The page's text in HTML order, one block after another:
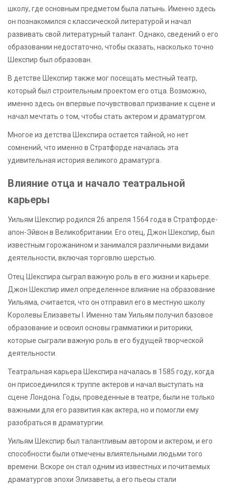
школу, где основным предметом была латынь. Именно здесь
он познакомился с классической литературой и начал
развивать свой литературный талант. Однако, сведений о его
образовании недостаточно, чтобы сказать, насколько точно
Шекспир был образован.
В детстве Шекспир также мог посещать местный театр,
который был строительным проектом его отца. Возможно,
именно здесь он впервые почувствовал призвание к сцене и
начал мечтать о том, чтобы стать актером и драматургом.
Многое из детства Шекспира остается тайной, но нет
сомнений, что именно в Стратфорде началась эта
удивительная история великого драматурга.
Влияние отца и начало театральной
карьеры
Уильям Шекспир родился 26 апреля 1564 года в Стратфорде-
апон-Эйвон в Великобритании. Его отец, Джон Шекспир, был
известным горожанином и занимался различными видами
деятельности, включая торговлю шерстью.
Отец Шекспира сыграл важную роль в его жизни и карьере.
Джон Шекспир имел определенное влияние на образование
Уильяма, считается, что он отправил его в местную школу
Королевы Елизаветы I. Именно там Уильям получил базовое
образование и освоил основы грамматики и риторики,
которые сыграли важную роль в его будущей творческой
деятельности.
Театральная карьера Шекспира началась в 1585 году, когда
он присоединился к труппе актеров и начал выступать на
сцене Лондона. Годы, проведенные в театре, были не только
важными для его развития как актера, но и помогли ему
разобраться в драматургии.
Уильям Шекспир был талантливым автором и актером, и его
способности были отмечены влиятельными людьми того
времени. Вскоре он стал одним из известных и почитаемых
драматургов эпохи Элизаветы, а его пьесы стали